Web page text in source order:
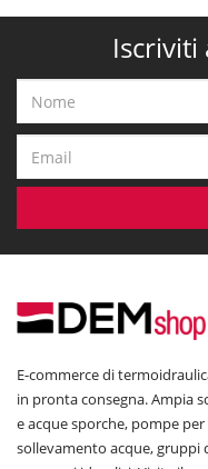
Iscriviti
E-commerce di
in pronta consegna. Ampia
e acque sporche, pompe
sollevamento acque, gruppi